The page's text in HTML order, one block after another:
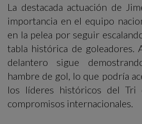
La destacada actuación de
importancia en el equipo
en la pelea por seguir
tabla histórica de goleadores.
delantero sigue
hambre de gol, lo que podría
los líderes históricos del Tri
compromisos internacionales.